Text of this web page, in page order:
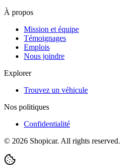
À propos
Mission et équipe
Témoignages
Emplois
Nous joindre
Explorer
Trouvez un véhicule
Nos politiques
Confidentialité
© 2026 Shopicar. All rights reserved.